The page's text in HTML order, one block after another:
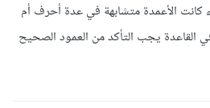
كانت الأعمدة متشابهة في عدة أحرف أم
القاعدة يجب التأكد من العمود الصحيح